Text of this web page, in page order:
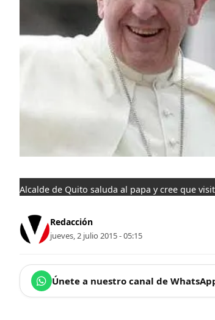
Alcalde de Quito saluda al papa y cree que
Redacción
jueves, 2 julio 2015 - 05:15
Únete a nuestro canal de